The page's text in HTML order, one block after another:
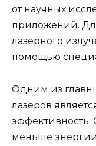
от научных
приложений.
лазерного
помощью
Одним из
лазеров
эффективность.
меньше